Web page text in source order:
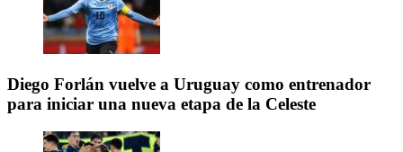
Diego Forlán vuelve a Uruguay como entrenador
para iniciar una nueva etapa de la Celeste